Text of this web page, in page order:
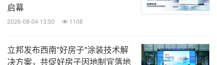
府官员。
识、向政府反映建造业的需要及期许，提供专业培训
启幕
2026-08-04 13:50 1108
立邦发布西南"好房子"涂装技术解
决方案，共促好房子因地制宜落地